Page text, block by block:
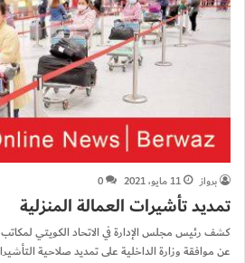
برواز
11 مايو، 2021 0
تمديد تأشيرات العمالة المنزلية
كشف رئيس مجلس الإدارة في الاتحاد الكويتي لمكاتب
عن موافقة وزارة الداخلية على تمديد صلاحية